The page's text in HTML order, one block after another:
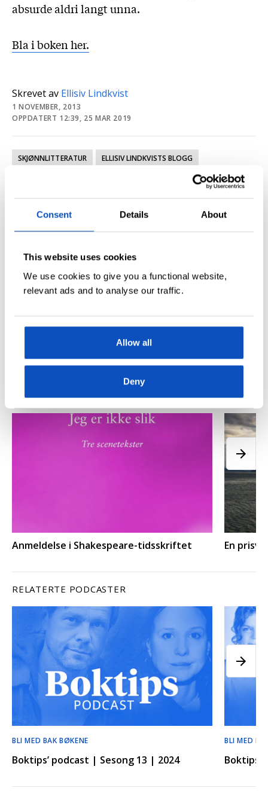
Consent Details About
This website uses cookies
We use cookies to give you a functional website,
relevant ads and to analyse our traffic.
Allow all
Deny
Skrevet av Ellisiv Lindkvist
1 NOVEMBER, 2013
OPPDATERT 12:39, 25 MAR 2019
SKJØNNLITTERATUR
ELLISIV LINDKVISTS BLOGG
Nyhetsbrev
forlagsverdenen rett i innboksen.
absurde aldri langt unna.
Bla i boken her.
RELATERTE ARTIKLER
Anmeldelse i Shakespeare-tidsskriftet En
RELATERTE PODCASTER
BLI MED BAK BØKENE
Boktips’ podcast | Sesong 13 | 2024
BLI MED
Boktips’